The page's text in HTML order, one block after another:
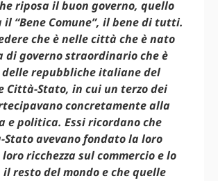
riposa il buon governo, quello
il “Bene Comune”, il bene di tutti.
che è nelle città che è nato
di governo straordinario che è
repubbliche italiane del
Città-Stato, in cui un terzo dei
concretamente alla
e politica. Essi ricordano che
avevano fondato la loro
ricchezza sul commercio e lo
il resto del mondo e che quelle